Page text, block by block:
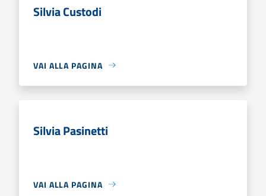
Silvia Custodi
VAI ALLA PAGINA
Silvia Pasinetti
VAI ALLA PAGINA